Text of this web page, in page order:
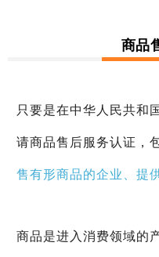
商品
只要是在中华人民共和
请商品售后服务认证，
售有形商品的企业、提
商品是进入消费领域的